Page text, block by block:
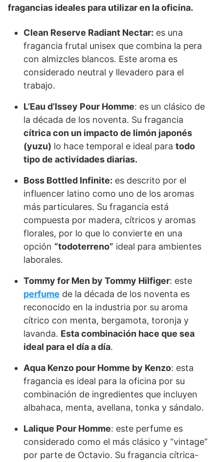
fragancias ideales para utilizar en la oficina.
Clean Reserve Radiant Nectar: es una
fragancia frutal unisex que combina la pera
con almizcles blancos. Este aroma es
considerado neutral y llevadero para el
trabajo.
L’Eau d’Issey Pour Homme: es un clásico de
la década de los noventa. Su fragancia
cítrica con un impacto de limón japonés
(yuzu) lo hace temporal e ideal para todo
tipo de actividades diarias.
Boss Bottled Infinite: es descrito por el
influencer latino como uno de los aromas
más particulares. Su fragancia está
compuesta por madera, cítricos y aromas
florales, por lo que lo convierte en una
opción “todoterreno” ideal para ambientes
laborales.
Tommy for Men by Tommy Hilfiger: este
perfume de la década de los noventa es
reconocido en la industria por su aroma
cítrico con menta, bergamota, toronja y
lavanda. Esta combinación hace que sea
ideal para el día a día.
Aqua Kenzo pour Homme by Kenzo: esta
fragancia es ideal para la oficina por su
combinación de ingredientes que incluyen
albahaca, menta, avellana, tonka y sándalo.
Lalique Pour Homme: este perfume es
considerado como el más clásico y “vintage”
por parte de Octavio. Su fragancia cítrica-